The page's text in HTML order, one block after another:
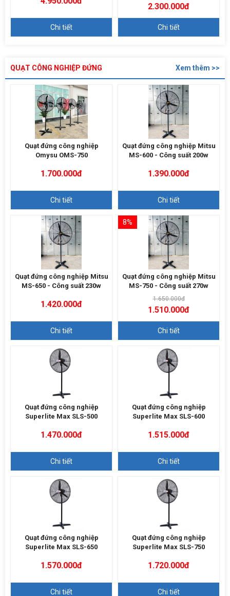
Chi tiết
2.300.000đ
Chi tiết
QUẠT CÔNG NGHIỆP ĐỨNG Xem thêm >>
Quạt đứng công nghiệp
Omysu OMS-750
1.700.000đ
Chi tiết
Quạt đứng công nghiệp Mitsu
MS-600 - Công suất 200w
1.390.000đ
Chi tiết
Quạt đứng công nghiệp Mitsu
MS-650 - Công suất 230w
1.420.000đ
Chi tiết
8%
Quạt đứng công nghiệp Mitsu
MS-750 - Công suất 270w
1.650.000đ
1.510.000đ
Chi tiết
Quạt đứng công nghiệp
Superlite Max SLS-500
1.470.000đ
Chi tiết
Quạt đứng công nghiệp
Superlite Max SLS-600
1.515.000đ
Chi tiết
Quạt đứng công nghiệp
Superlite Max SLS-650
1.570.000đ
Chi tiết
Quạt đứng công nghiệp
Superlite Max SLS-750
1.720.000đ
Chi tiết